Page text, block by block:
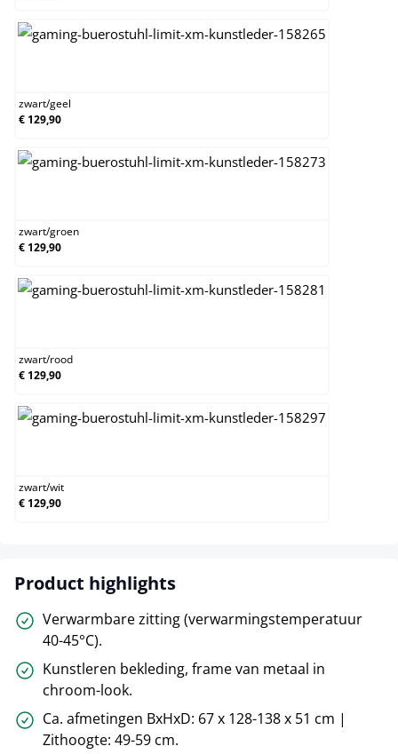
zwart/geel
€ 129,90
zwart/groen
€ 129,90
zwart/rood
€ 129,90
zwart/wit
€ 129,90
Product highlights
Verwarmbare zitting (verwarmingstemperatuur
40-45°C).
Kunstleren bekleding, frame van metaal in
chroom-look.
Ca. afmetingen BxHxD: 67 x 128-138 x 51 cm |
Zithoogte: 49-59 cm.